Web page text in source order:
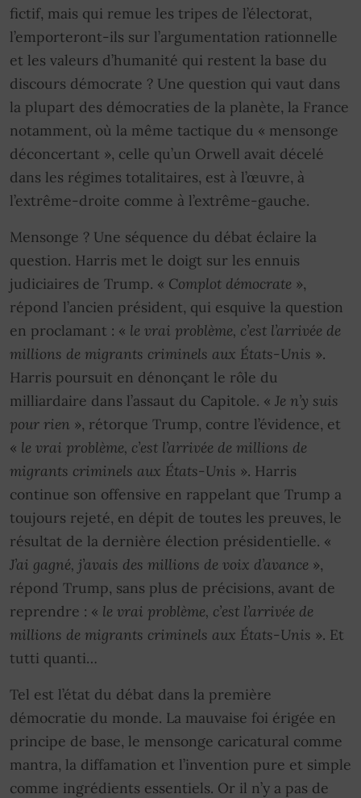
fictif, mais qui remue les tripes de l’électorat,
l’emporteront-ils sur l’argumentation rationnelle
et les valeurs d’humanité qui restent la base du
discours démocrate ? Une question qui vaut dans
la plupart des démocraties de la planète, la France
notamment, où la même tactique du « mensonge
déconcertant », celle qu’un Orwell avait décelé
dans les régimes totalitaires, est à l’œuvre, à
l’extrême-droite comme à l’extrême-gauche.
Mensonge ? Une séquence du débat éclaire la
question. Harris met le doigt sur les ennuis
judiciaires de Trump. « Complot démocrate »,
répond l’ancien président, qui esquive la question
en proclamant : « le vrai problème, c’est l’arrivée de
millions de migrants criminels aux États-Unis ».
Harris poursuit en dénonçant le rôle du
milliardaire dans l’assaut du Capitole. « Je n’y suis
pour rien », rétorque Trump, contre l’évidence, et
« le vrai problème, c’est l’arrivée de millions de
migrants criminels aux États-Unis ». Harris
continue son offensive en rappelant que Trump a
toujours rejeté, en dépit de toutes les preuves, le
résultat de la dernière élection présidentielle. «
J’ai gagné, j’avais des millions de voix d’avance »,
répond Trump, sans plus de précisions, avant de
reprendre : « le vrai problème, c’est l’arrivée de
millions de migrants criminels aux États-Unis ». Et
tutti quanti…
Tel est l’état du débat dans la première
démocratie du monde. La mauvaise foi érigée en
principe de base, le mensonge caricatural comme
mantra, la diffamation et l’invention pure et simple
comme ingrédients essentiels. Or il n’y a pas de